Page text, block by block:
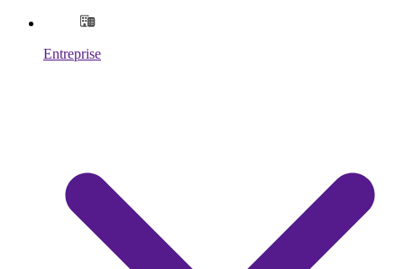
Entreprise